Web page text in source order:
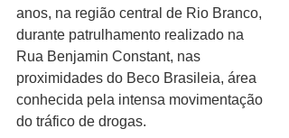
anos, na região central de Rio Branco,
durante patrulhamento realizado na
Rua Benjamin Constant, nas
proximidades do Beco Brasileia, área
conhecida pela intensa movimentação
do tráfico de drogas.